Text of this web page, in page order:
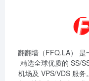
翻翻墙（FFQ.LA） 是
精选全球优质的 SS/
机场及 VPS/VDS 服